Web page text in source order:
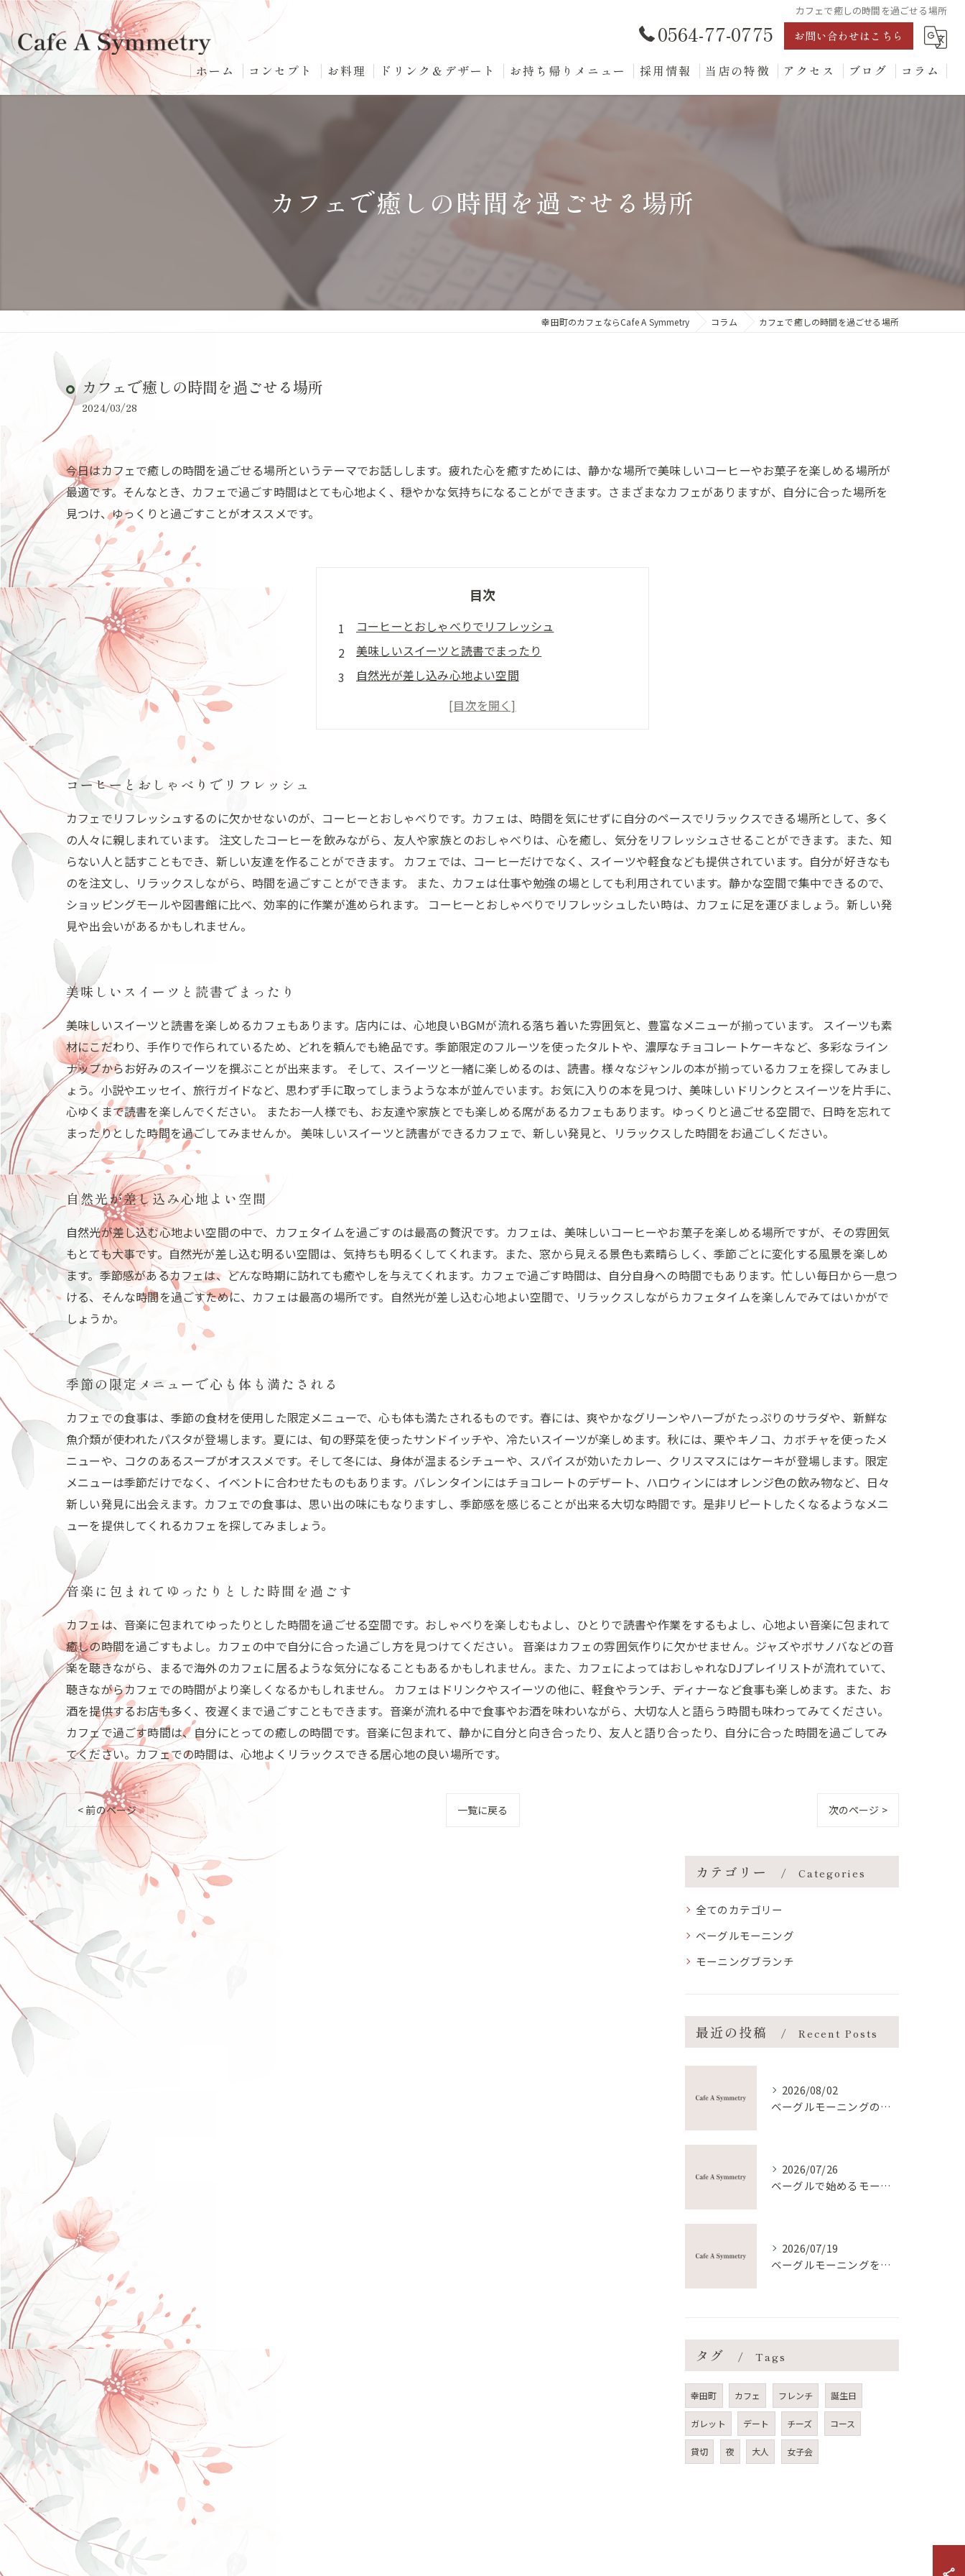
カフェで癒しの時間を過ごせる場所
0564-77-0775 お問い合わせはこちら
ホーム コンセプト お料理 ドリンク＆デザート お持ち帰りメニュー 採用情報 当店の特徴 アクセス ブログ コラム
カフェで癒しの時間を過ごせる場所
幸田町のカフェならCafe A Symmetry コラム カフェで癒しの時間を過ごせる場所
カフェで癒しの時間を過ごせる場所
2024/03/28
今日はカフェで癒しの時間を過ごせる場所というテーマでお話しします。疲れた心を癒すためには、静かな場所で美味しいコーヒーやお菓子を楽しめる場所が
最適です。そんなとき、カフェで過ごす時間はとても心地よく、穏やかな気持ちになることができます。さまざまなカフェがありますが、自分に合った場所を
見つけ、ゆっくりと過ごすことがオススメです。
目次
コーヒーとおしゃべりでリフレッシュ
美味しいスイーツと読書でまったり
自然光が差し込み心地よい空間
季節の限定メニューで心も体も満たされる
コーヒーとおしゃべりでリフレッシュ
カフェでリフレッシュするのに欠かせないのが、コーヒーとおしゃべりです。カフェは、時間を気にせずに自分のペースでリラックスできる場所として、多く
の人々に親しまれています。 注文したコーヒーを飲みながら、友人や家族とのおしゃべりは、心を癒し、気分をリフレッシュさせることができます。また、知
らない人と話すこともでき、新しい友達を作ることができます。 カフェでは、コーヒーだけでなく、スイーツや軽食なども提供されています。自分が好きなも
のを注文し、リラックスしながら、時間を過ごすことができます。 また、カフェは仕事や勉強の場としても利用されています。静かな空間で集中できるので、
ショッピングモールや図書館に比べ、効率的に作業が進められます。 コーヒーとおしゃべりでリフレッシュしたい時は、カフェに足を運びましょう。新しい発
見や出会いがあるかもしれません。
美味しいスイーツと読書でまったり
美味しいスイーツと読書を楽しめるカフェもあります。店内には、心地良いBGMが流れる落ち着いた雰囲気と、豊富なメニューが揃っています。 スイーツも素
材にこだわり、手作りで作られているため、どれを頼んでも絶品です。季節限定のフルーツを使ったタルトや、濃厚なチョコレートケーキなど、多彩なライン
ナップからお好みのスイーツを撰ぶことが出来ます。 そして、スイーツと一緒に楽しめるのは、読書。様々なジャンルの本が揃っているカフェを探してみまし
ょう。小説やエッセイ、旅行ガイドなど、思わず手に取ってしまうような本が並んでいます。お気に入りの本を見つけ、美味しいドリンクとスイーツを片手に、
心ゆくまで読書を楽しんでください。 またお一人様でも、お友達や家族とでも楽しめる席があるカフェもあります。ゆっくりと過ごせる空間で、日時を忘れて
まったりとした時間を過ごしてみませんか。 美味しいスイーツと読書ができるカフェで、新しい発見と、リラックスした時間をお過ごしください。
自然光が差し込み心地よい空間
自然光が差し込む心地よい空間の中で、カフェタイムを過ごすのは最高の贅沢です。カフェは、美味しいコーヒーやお菓子を楽しめる場所ですが、その雰囲気
もとても大事です。自然光が差し込む明るい空間は、気持ちも明るくしてくれます。また、窓から見える景色も素晴らしく、季節ごとに変化する風景を楽しめ
ます。季節感があるカフェは、どんな時期に訪れても癒やしを与えてくれます。カフェで過ごす時間は、自分自身への時間でもあります。忙しい毎日から一息つ
ける、そんな時間を過ごすために、カフェは最高の場所です。自然光が差し込む心地よい空間で、リラックスしながらカフェタイムを楽しんでみてはいかがで
しょうか。
季節の限定メニューで心も体も満たされる
カフェでの食事は、季節の食材を使用した限定メニューで、心も体も満たされるものです。春には、爽やかなグリーンやハーブがたっぷりのサラダや、新鮮な
魚介類が使われたパスタが登場します。夏には、旬の野菜を使ったサンドイッチや、冷たいスイーツが楽しめます。秋には、栗やキノコ、カボチャを使ったメ
ニューや、コクのあるスープがオススメです。そして冬には、身体が温まるシチューや、スパイスが効いたカレー、クリスマスにはケーキが登場します。限定
メニューは季節だけでなく、イベントに合わせたものもあります。バレンタインにはチョコレートのデザート、ハロウィンにはオレンジ色の飲み物など、日々
新しい発見に出会えます。カフェでの食事は、思い出の味にもなりますし、季節感を感じることが出来る大切な時間です。是非リピートしたくなるようなメニ
ューを提供してくれるカフェを探してみましょう。
音楽に包まれてゆったりとした時間を過ごす
カフェは、音楽に包まれてゆったりとした時間を過ごせる空間です。おしゃべりを楽しむもよし、ひとりで読書や作業をするもよし、心地よい音楽に包まれて
癒しの時間を過ごすもよし。カフェの中で自分に合った過ごし方を見つけてください。 音楽はカフェの雰囲気作りに欠かせません。ジャズやボサノバなどの音
楽を聴きながら、まるで海外のカフェに居るような気分になることもあるかもしれません。また、カフェによってはおしゃれなDJプレイリストが流れていて、
聴きながらカフェでの時間がより楽しくなるかもしれません。 カフェはドリンクやスイーツの他に、軽食やランチ、ディナーなど食事も楽しめます。また、お
酒を提供するお店も多く、夜遅くまで過ごすこともできます。音楽が流れる中で食事やお酒を味わいながら、大切な人と語らう時間も味わってみてください。
カフェで過ごす時間は、自分にとっての癒しの時間です。音楽に包まれて、静かに自分と向き合ったり、友人と語り合ったり、自分に合った時間を過ごしてみ
てください。カフェでの時間は、心地よくリラックスできる居心地の良い場所です。
< 前のページ 一覧に戻る 次のページ >
カテゴリー Categories
全てのカテゴリー
ベーグルモーニング
モーニングブランチ
最近の投稿 Recent Posts
2026/08/02
ベーグルモーニングの作り方と手軽におしゃれ朝食を叶えるコツ
2026/07/26
ベーグルで始めるモーニング趣味と健康朝食の新習慣
2026/07/19
ベーグルモーニングをシェアして朝時間を満喫する新提案
タグ Tags
幸田町 カフェ フレンチ 誕生日
ガレット デート チーズ コース
貸切 夜 大人 女子会